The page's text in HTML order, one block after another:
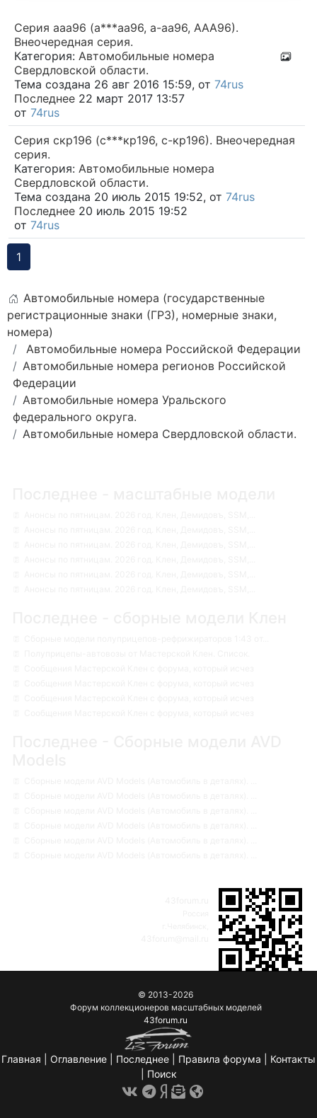
Серия ааа96 (а***аа96, а-аа96, ААА96).
Внеочередная серия.
Категория: Автомобильные номера
Свердловской области.
Тема создана 26 авг 2016 15:59, от 74rus
Последнее 22 март 2017 13:57
от 74rus
Серия скр196 (с***кр196, с-кр196). Внеочередная
серия.
Категория: Автомобильные номера
Свердловской области.
Тема создана 20 июль 2015 19:52, от 74rus
Последнее 20 июль 2015 19:52
от 74rus
1
Автомобильные номера (государственные
регистрационные знаки (ГРЗ), номерные знаки,
номера)
Автомобильные номера Российской Федерации
Автомобильные номера регионов Российской
Федерации
Автомобильные номера Уральского
федерального округа.
Автомобильные номера Свердловской области.
© 2013-2026
Форум коллекционеров масштабных моделей
43forum.ru
Главная Оглавление Последнее Правила форума
Контакты
Поиск